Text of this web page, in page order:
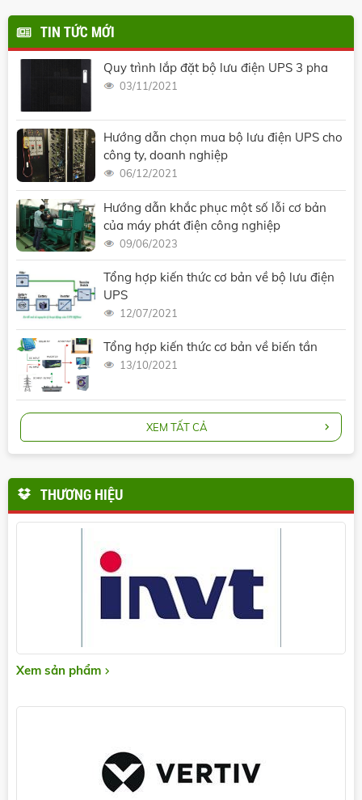
TIN TỨC MỚI
Quy trình lắp đặt bộ lưu điện UPS 3 pha
03/11/2021
Hướng dẫn chọn mua bộ lưu điện UPS cho
công ty, doanh nghiệp
06/12/2021
Hướng dẫn khắc phục một số lỗi cơ bản
của máy phát điện công nghiệp
09/06/2023
Tổng hợp kiến thức cơ bản về bộ lưu điện
UPS
12/07/2021
Tổng hợp kiến thức cơ bản về biến tần
13/10/2021
XEM TẤT CẢ
THƯƠNG HIỆU
Xem sản phẩm